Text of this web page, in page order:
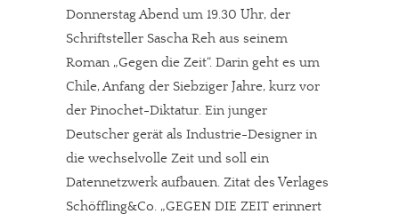
Donnerstag Abend um 19.30 Uhr, der
Schriftsteller Sascha Reh aus seinem
Roman „Gegen die Zeit“. Darin geht es um
Chile, Anfang der Siebziger Jahre, kurz vor
der Pinochet-Diktatur. Ein junger
Deutscher gerät als Industrie-Designer in
die wechselvolle Zeit und soll ein
Datennetzwerk aufbauen. Zitat des Verlages
Schöffling&Co. „GEGEN DIE ZEIT erinnert